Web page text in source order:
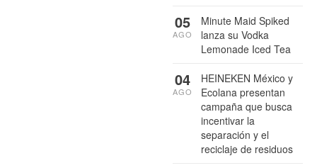
Minute Maid Spiked
lanza su Vodka
Lemonade Iced Tea
05
AGO
HEINEKEN México y
Ecolana presentan
campaña que busca
incentivar la
separación y el
reciclaje de residuos
04
AGO